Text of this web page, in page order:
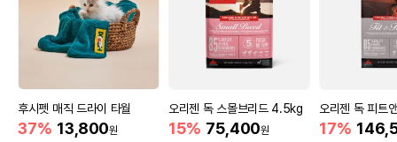
후시펫 매직 드라이 타월
37% 13,800원
오리젠 독 스몰브리드 4.5kg
15% 75,400원
오리젠 독 피트
17%